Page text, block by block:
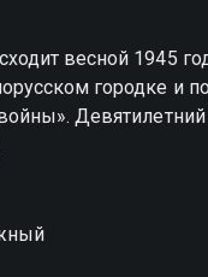
весной 1945
городке и
его мама, а отец
бомбёжку
думают вещи и
приезжает